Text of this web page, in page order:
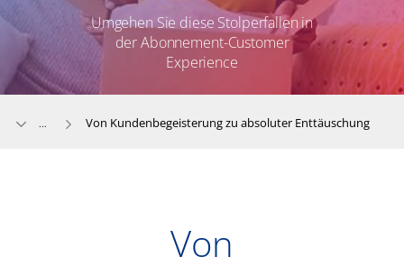
Blog
Umgehen Sie diese Stolperfallen in
der Abonnement-Customer
Experience
... Von Kundenbegeisterung zu absoluter Enttäuschung
Von